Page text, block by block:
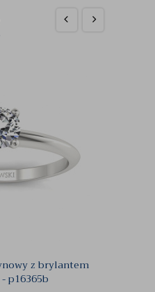
z brylantem
p16365b